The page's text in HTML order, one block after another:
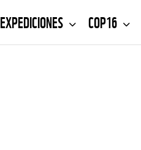
EXPEDICIONES COP16